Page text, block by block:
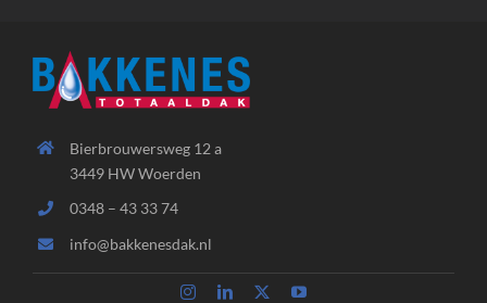
Bierbrouwersweg 12 a
3449 HW Woerden
0348 – 43 33 74
info@bakkenesdak.nl